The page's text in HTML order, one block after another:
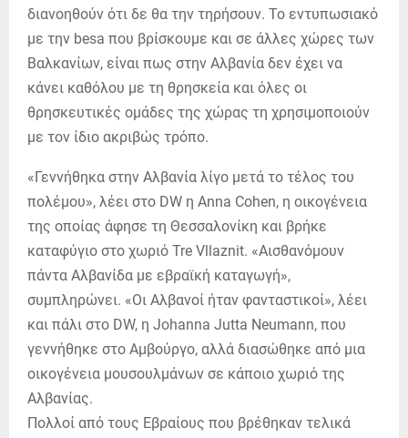
διανοηθούν ότι δε θα την τηρήσουν. Το εντυπωσιακό
με την besa που βρίσκουμε και σε άλλες χώρες των
Βαλκανίων, είναι πως στην Αλβανία δεν έχει να
κάνει καθόλου με τη θρησκεία και όλες οι
θρησκευτικές ομάδες της χώρας τη χρησιμοποιούν
με τον ίδιο ακριβώς τρόπο.
«Γεννήθηκα στην Αλβανία λίγο μετά το τέλος του
πολέμου», λέει στο DW η Anna Cohen, η οικογένεια
της οποίας άφησε τη Θεσσαλονίκη και βρήκε
καταφύγιο στο χωριό Tre Vllaznit. «Αισθανόμουν
πάντα Αλβανίδα με εβραϊκή καταγωγή»,
συμπληρώνει. «Οι Αλβανοί ήταν φανταστικοί», λέει
και πάλι στο DW, η Johanna Jutta Neumann, που
γεννήθηκε στο Αμβούργο, αλλά διασώθηκε από μια
οικογένεια μουσουλμάνων σε κάποιο χωριό της
Αλβανίας.
Πολλοί από τους Εβραίους που βρέθηκαν τελικά